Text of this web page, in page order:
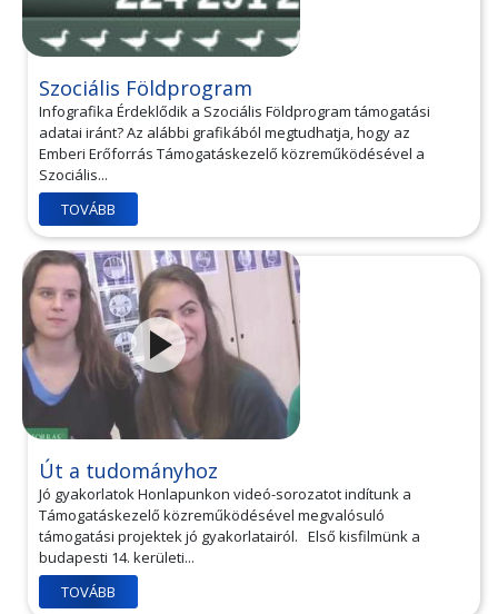
Szociális Földprogram
Infografika Érdeklődik a Szociális Földprogram támogatási
adatai iránt? Az alábbi grafikából megtudhatja, hogy az
Emberi Erőforrás Támogatáskezelő közreműködésével a
Szociális...
TOVÁBB
Út a tudományhoz
Jó gyakorlatok Honlapunkon videó-sorozatot indítunk a
Támogatáskezelő közreműködésével megvalósuló
támogatási projektek jó gyakorlatairól. Első kisfilmünk a
budapesti 14. kerületi...
TOVÁBB